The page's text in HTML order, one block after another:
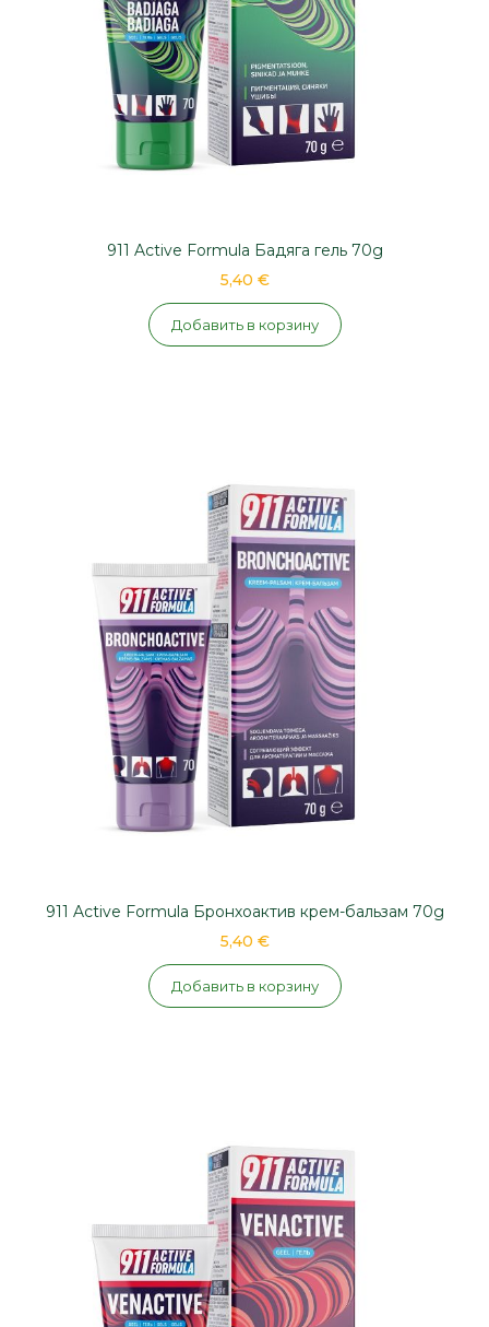
911 Active Formula Бадяга гель 70g
5,40 €
Добавить в корзину
911 Active Formula Бронхоактив крем-бальзам 70g
5,40 €
Добавить в корзину